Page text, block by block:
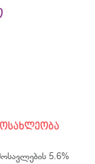
5.6%